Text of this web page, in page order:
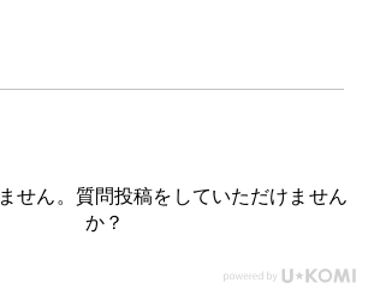
せん。質問投稿をしていただけません
か？